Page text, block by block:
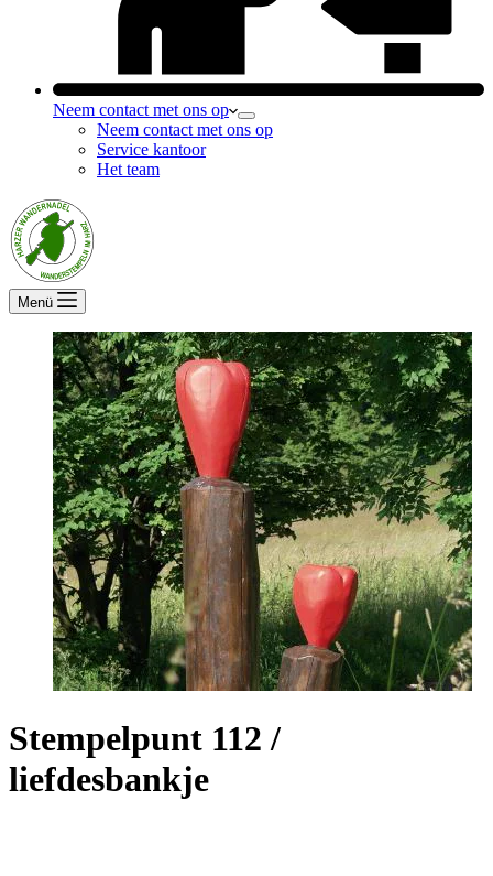
Neem contact met ons op
Neem contact met ons op
Service kantoor
Het team
Menü
Stempelpunt 112 /
liefdesbankje